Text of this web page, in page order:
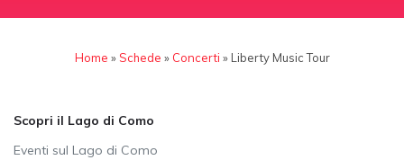
Home »Schede » Concerti » Liberty Music Tour
Scopri il Lago di Como
Eventi sul Lago di Como